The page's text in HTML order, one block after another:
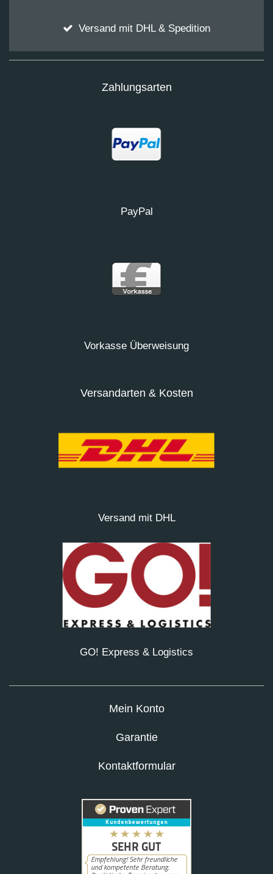
Versand mit DHL & Spedition
Zahlungsarten
PayPal
Vorkasse Überweisung
Versandarten & Kosten
Versand mit DHL
GO! Express & Logistics
Mein Konto
Garantie
Kontaktformular